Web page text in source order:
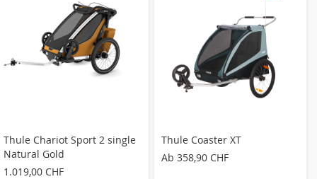
Thule Chariot Sport 2 single
Natural Gold
1.019,00 CHF
Thule Coaster XT
Ab 358,90 CHF